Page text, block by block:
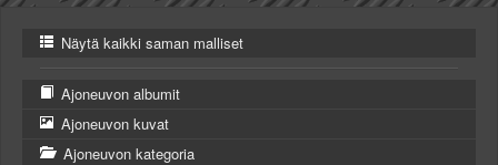
Näytä kaikki saman malliset
Ajoneuvon albumit
Ajoneuvon kuvat
Ajoneuvon kategoria